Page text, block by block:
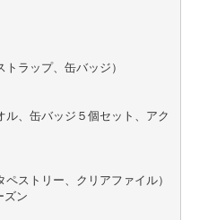
トラップ、缶バッジ）
ル、缶バッジ５個セット、アク
ペストリー、クリアファイル）
ズン